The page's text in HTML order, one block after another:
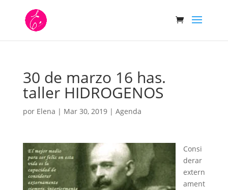
30 de marzo 16 has.
taller HIDROGENOS
por Elena | Mar 30, 2019| Agenda
Consi
derar
extern
ament